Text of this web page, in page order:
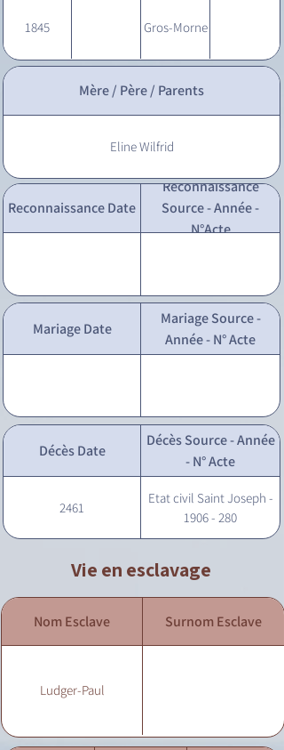
1845 Gros-Morne
Mère / Père / Parents
Eline Wilfrid
Reconnaissance Date
Reconnaissance
Source - Année -
N°Acte
Mariage Date
Mariage Source -
Année - N° Acte
Décès Date
Décès Source - Année
- N° Acte
2461
Etat civil Saint Joseph -
1906 - 280
Vie en esclavage
Nom Esclave Surnom Esclave
Ludger-Paul